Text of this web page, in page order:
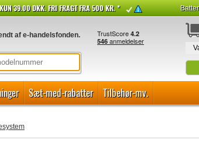
39.00 DKK. FRI FRAGT FRA 500 KR. *
af e-handelsfonden.
Sæt-med-rabatter Tilbehør-mv.